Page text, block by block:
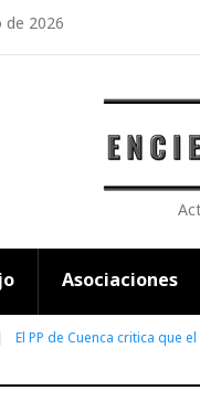
de 2026
Asociaciones
El PP de Cuenca critica que